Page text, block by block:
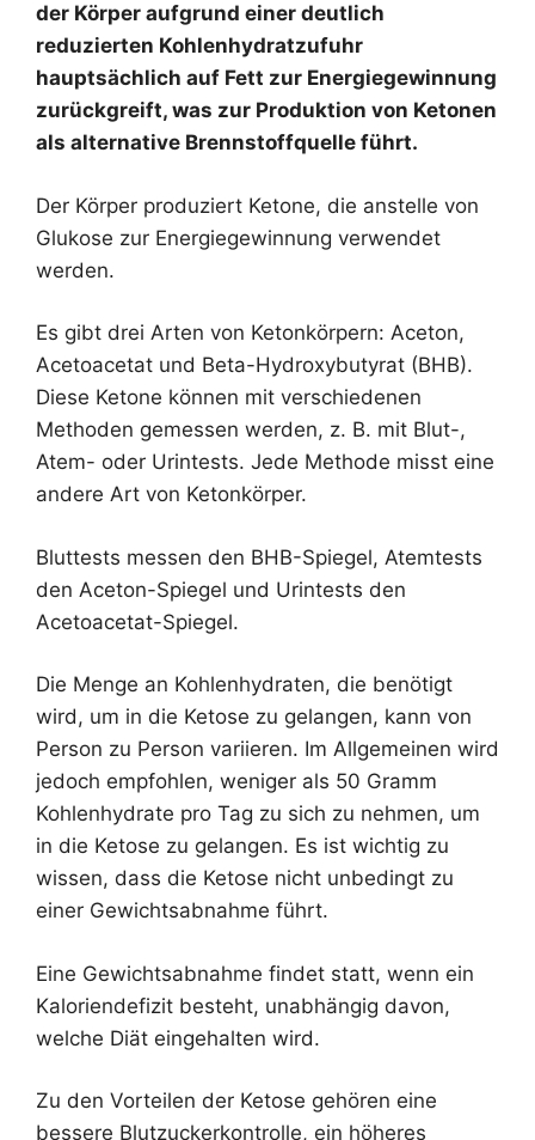
der Körper aufgrund einer deutlich
reduzierten Kohlenhydratzufuhr
hauptsächlich auf Fett zur Energiegewinnung
zurückgreift, was zur Produktion von Ketonen
als alternative Brennstoffquelle führt.
Der Körper produziert Ketone, die anstelle von
Glukose zur Energiegewinnung verwendet
werden.
Es gibt drei Arten von Ketonkörpern: Aceton,
Acetoacetat und Beta-Hydroxybutyrat (BHB).
Diese Ketone können mit verschiedenen
Methoden gemessen werden, z. B. mit Blut-,
Atem- oder Urintests. Jede Methode misst eine
andere Art von Ketonkörper.
Bluttests messen den BHB-Spiegel, Atemtests
den Aceton-Spiegel und Urintests den
Acetoacetat-Spiegel.
Die Menge an Kohlenhydraten, die benötigt
wird, um in die Ketose zu gelangen, kann von
Person zu Person variieren. Im Allgemeinen wird
jedoch empfohlen, weniger als 50 Gramm
Kohlenhydrate pro Tag zu sich zu nehmen, um
in die Ketose zu gelangen. Es ist wichtig zu
wissen, dass die Ketose nicht unbedingt zu
einer Gewichtsabnahme führt.
Eine Gewichtsabnahme findet statt, wenn ein
Kaloriendefizit besteht, unabhängig davon,
welche Diät eingehalten wird.
Zu den Vorteilen der Ketose gehören eine
bessere Blutzuckerkontrolle, ein höheres